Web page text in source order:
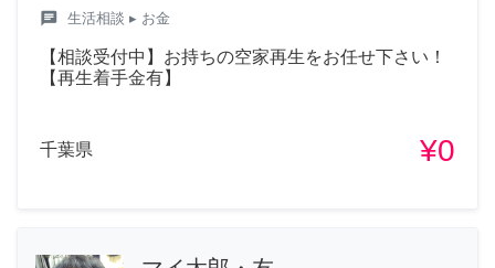
chat 生活相談 ▸ お金
【相談受付中】お持ちの空家再生をお任せ下さい！
【再生着手金有】
千葉県 ¥0